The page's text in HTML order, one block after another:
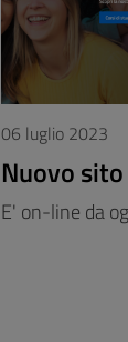
06 luglio 2023
Nuovo
E' on-line da